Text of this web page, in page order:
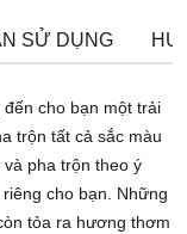
SỬ DỤNG
cho bạn một trải
trộn tất cả sắc màu
pha trộn theo ý
cho bạn. Những
tỏa ra hương thơm